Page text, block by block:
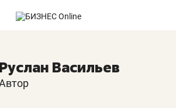
Руслан Васильев